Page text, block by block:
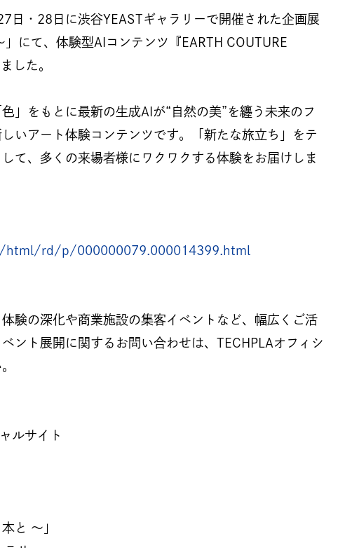
日・28日に渋谷YEASTギャラリーで開催された企画展
」にて、体験型AIコンテンツ『EARTH COUTURE
した。
」をもとに最新の生成AIが“自然の美”を纏う未来のフ
いアート体験コンテンツです。「新たな旅立ち」をテ
て、多くの来場者様にワクワクする体験をお届けしま
rd/p/000000079.000014399.html
験の深化や商業施設の集客イベントなど、幅広くご活
ント展開に関するお問い合わせは、TECHPLAオフィシ
ルサイト
と 〜」